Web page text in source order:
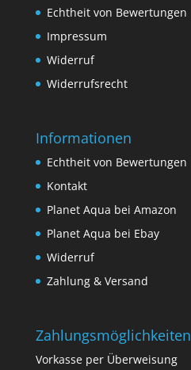
Echtheit von Bewertungen
Impressum
Widerruf
Widerrufsrecht
Informationen
Echtheit von Bewertungen
Kontakt
Planet Aqua bei Amazon
Planet Aqua bei Ebay
Widerruf
Zahlung & Versand
Zahlungsmöglichkeiten
Vorkasse per Überweisung